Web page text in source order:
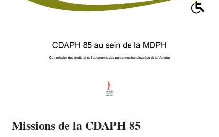
Missions de la CDAPH 85